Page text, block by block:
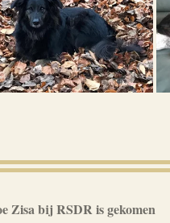
Zisa bij RSDR is gekomen